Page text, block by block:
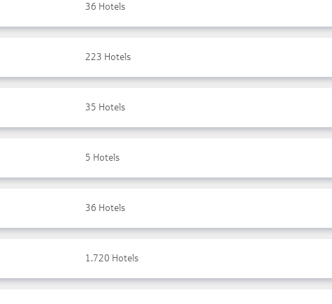
36 Hotels
223 Hotels
35 Hotels
5 Hotels
36 Hotels
1.720 Hotels